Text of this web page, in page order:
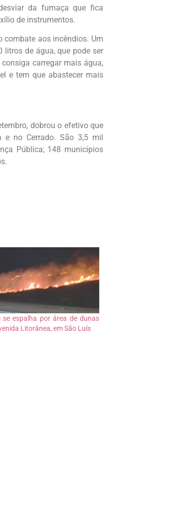
da fumaça que fica
de instrumentos.
combate aos incêndios. Um
litros de água, que pode ser
consiga carregar mais água,
e tem que abastecer mais
dobrou o efetivo que
e no Cerrado. São 3,5 mil
Pública; 148 municípios
se espalha por área de dunas
Litorânea, em São Luís